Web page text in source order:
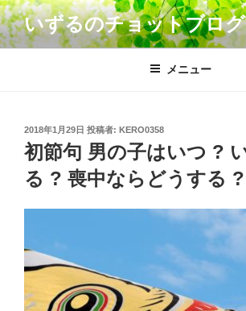
コ
ン
テ
いずるのチョットブログ
メニュー
投
稿
日:
2018年1月29日 投稿者: KERO0358
初節句 男の子はいつ ?
る ? 喪中ならどうする ?